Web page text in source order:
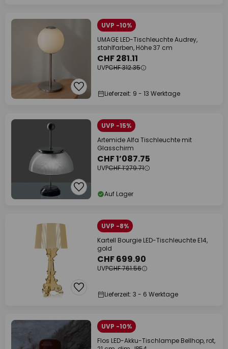
UVP -10%
UMAGE LED-Tischleuchte Audrey,
stahlfarben, Höhe 37 cm
CHF 281.11
UVPCHF 312.35
Lieferzeit: 9 - 13 Werktage
UVP -15%
Artemide Alfa Tischleuchte mit
Glasschirm
CHF 1’087.75
UVPCHF 1’279.71
Auf Lager
UVP -8%
Kartell Bourgie LED-Tischleuchte E14,
gold
CHF 699.90
UVPCHF 761.56
Lieferzeit: 3 - 6 Werktage
UVP -10%
Flos LED-Akku-Tischlampe Bellhop, rot,